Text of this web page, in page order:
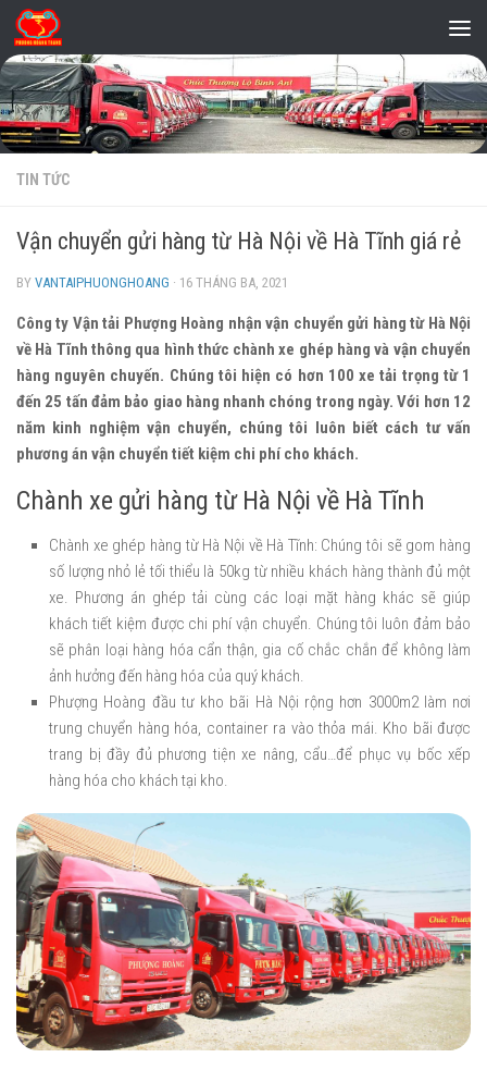
Skip to content
TIN TỨC
Vận chuyển gửi hàng từ Hà Nội về Hà Tĩnh giá rẻ
BY VANTAIPHUONGHOANG · 16 THÁNG BA, 2021
Công ty Vận tải Phượng Hoàng nhận vận chuyển gửi hàng từ Hà Nội
về Hà Tĩnh thông qua hình thức chành xe ghép hàng và vận chuyển
hàng nguyên chuyến. Chúng tôi hiện có hơn 100 xe tải trọng từ 1
đến 25 tấn đảm bảo giao hàng nhanh chóng trong ngày. Với hơn 12
năm kinh nghiệm vận chuyển, chúng tôi luôn biết cách tư vấn
phương án vận chuyển tiết kiệm chi phí cho khách.
Chành xe gửi hàng từ Hà Nội về Hà Tĩnh
Chành xe ghép hàng từ Hà Nội về Hà Tĩnh: Chúng tôi sẽ gom hàng
số lượng nhỏ lẻ tối thiểu là 50kg từ nhiều khách hàng thành đủ một
xe. Phương án ghép tải cùng các loại mặt hàng khác sẽ giúp
khách tiết kiệm được chi phí vận chuyển. Chúng tôi luôn đảm bảo
sẽ phân loại hàng hóa cẩn thận, gia cố chắc chắn để không làm
ảnh hưởng đến hàng hóa của quý khách.
Phượng Hoàng đầu tư kho bãi Hà Nội rộng hơn 3000m2 làm nơi
trung chuyển hàng hóa, container ra vào thỏa mái. Kho bãi được
trang bị đầy đủ phương tiện xe nâng, cẩu…để phục vụ bốc xếp
hàng hóa cho khách tại kho.